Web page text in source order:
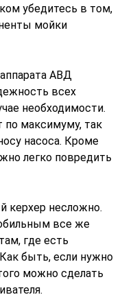
убедитесь в том,
мойки
АВД
всех
необходимости.
по максимуму, так
насоса. Кроме
легко повредить
керхер несложно.
все же
где есть
быть, если нужно
можно сделать